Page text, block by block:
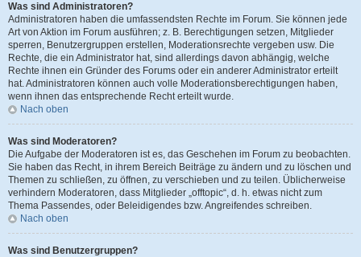
Was sind Administratoren?
Administratoren haben die umfassendsten Rechte im Forum. Sie können jede
Art von Aktion im Forum ausführen; z. B. Berechtigungen setzen, Mitglieder
sperren, Benutzergruppen erstellen, Moderationsrechte vergeben usw. Die
Rechte, die ein Administrator hat, sind allerdings davon abhängig, welche
Rechte ihnen ein Gründer des Forums oder ein anderer Administrator erteilt
hat. Administratoren können auch volle Moderationsberechtigungen haben,
wenn ihnen das entsprechende Recht erteilt wurde.
Nach oben
Was sind Moderatoren?
Die Aufgabe der Moderatoren ist es, das Geschehen im Forum zu beobachten.
Sie haben das Recht, in ihrem Bereich Beiträge zu ändern und zu löschen und
Themen zu schließen, zu öffnen, zu verschieben und zu teilen. Üblicherweise
verhindern Moderatoren, dass Mitglieder „offtopic“, d. h. etwas nicht zum
Thema Passendes, oder Beleidigendes bzw. Angreifendes schreiben.
Nach oben
Was sind Benutzergruppen?